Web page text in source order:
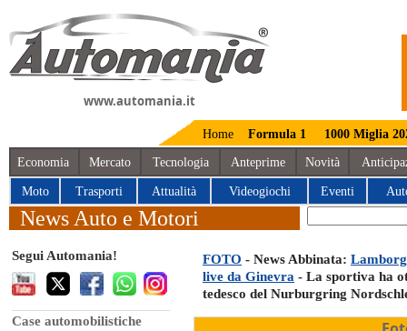
www.automania.it
Home Formula 1 1000 Miglia
Economia Mercato Tecnologia Anteprime Novità
Moto Trasporti Attualità Videogiochi Eventi
News Auto e Motori
Segui Automania!
Case automobilistiche
FOTO - News Abbinata:
live da Ginevra - La sportiva ha
tedesco del Nurburgring